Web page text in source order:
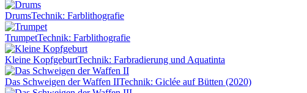
DrumsTechnik: Farblithografie
TrumpetTechnik: Farblithografie
Kleine KopfgeburtTechnik: Farbradierung und Aquatinta
Das Schweigen der Waffen IITechnik: Giclée auf Bütten (2020)